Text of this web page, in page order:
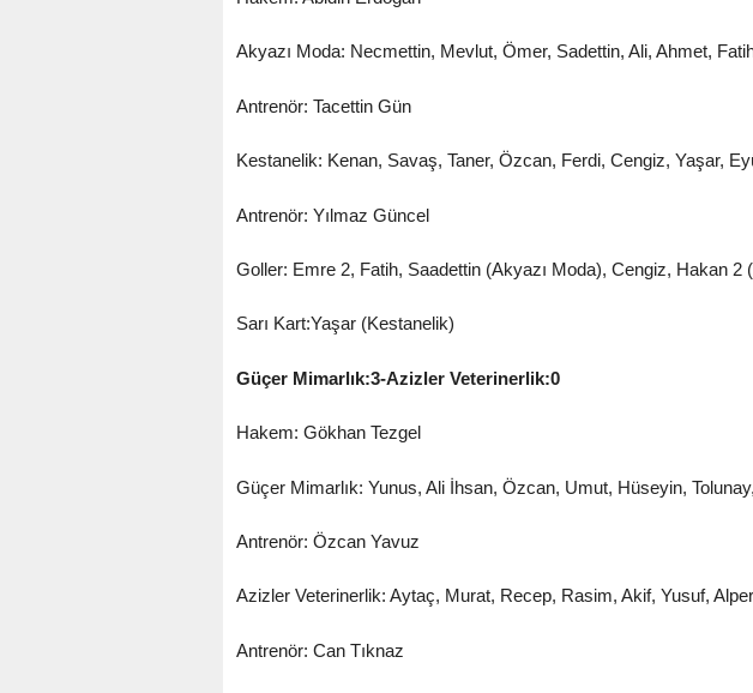
Akyazı Moda: Necmettin, Mevlut, Ömer, Sadettin, Ali, Ahmet,
Antrenör: Tacettin Gün
Kestanelik: Kenan, Savaş, Taner, Özcan, Ferdi, Cengiz, Yaşar,
Antrenör: Yılmaz Güncel
Goller: Emre 2, Fatih, Saadettin (Akyazı Moda), Cengiz, Hakan 2
Sarı Kart:Yaşar (Kestanelik)
Güçer Mimarlık:3-Azizler Veterinerlik:0
Hakem: Gökhan Tezgel
Güçer Mimarlık: Yunus, Ali İhsan, Özcan, Umut, Hüseyin,
Antrenör: Özcan Yavuz
Azizler Veterinerlik: Aytaç, Murat, Recep, Rasim, Akif, Yusuf,
Antrenör: Can Tıknaz